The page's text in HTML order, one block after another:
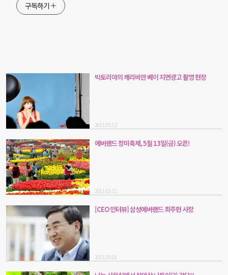
구독하기
빅토리아의 캐리비안 베이 지면광고 촬영 현장
2011.05.12
에버랜드 장미축제, 5월 13일(금) 오픈!
2011.05.11
[CEO 인터뷰] 삼성에버랜드 최주현 사장
2011.05.01